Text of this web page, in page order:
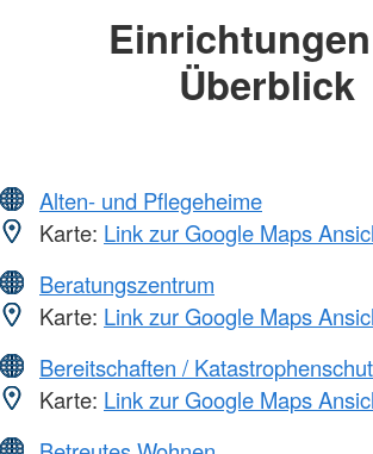
Überblick
Alten- und Pflegeheime
Karte: Link zur Google Maps
Beratungszentrum
Karte: Link zur Google Maps
Bereitschaften /
Karte: Link zur Google Maps